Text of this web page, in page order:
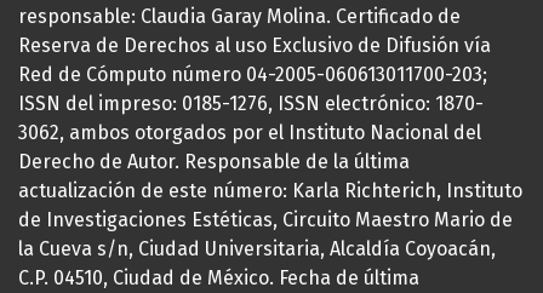
responsable: Claudia Garay Molina. Certificado de
Reserva de Derechos al uso Exclusivo de Difusión vía
Red de Cómputo número 04-2005-060613011700-203;
ISSN del impreso: 0185-1276, ISSN electrónico: 1870-
3062, ambos otorgados por el Instituto Nacional del
Derecho de Autor. Responsable de la última
actualización de este número: Karla Richterich, Instituto
de Investigaciones Estéticas, Circuito Maestro Mario de
la Cueva s/n, Ciudad Universitaria, Alcaldía Coyoacán,
C.P. 04510, Ciudad de México. Fecha de última